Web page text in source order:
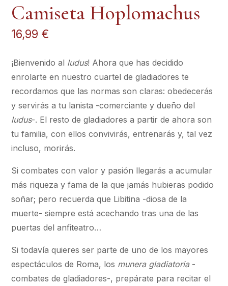
Camiseta Hoplomachus
16,99 €
¡Bienvenido al ludus! Ahora que has decidido
enrolarte en nuestro cuartel de gladiadores te
recordamos que las normas son claras: obedecerás
y servirás a tu lanista -comerciante y dueño del
ludus-. El resto de gladiadores a partir de ahora son
tu familia, con ellos convivirás, entrenarás y, tal vez
incluso, morirás.
Si combates con valor y pasión llegarás a acumular
más riqueza y fama de la que jamás hubieras podido
soñar; pero recuerda que Libitina -diosa de la
muerte- siempre está acechando tras una de las
puertas del anfiteatro…
Si todavía quieres ser parte de uno de los mayores
espectáculos de Roma, los munera gladiatoria-
combates de gladiadores-, prepárate para recitar el